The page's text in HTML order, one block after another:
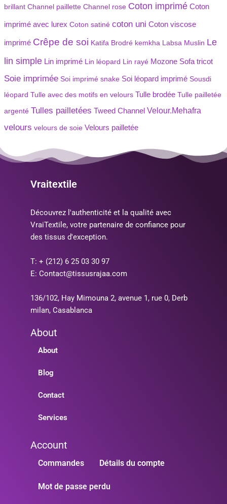
brillant Channel paillette Channel rose Coton imprimé Coton
imprimé avec lurex Coton satiné coton uni Coton viscose
imprimé Crêpe de soi Katifa Brodré kemkha Labsa Muslin Le
lin simple Lin imprimé Lin léopard Lin rayé Mozone Sofa tricot
Soie imprimée Soi imprimé snake Soi léopard imprimé Sousdi
léopard Tulle avec des motifs en velours Tulle brodée Tulle pailletée
argenté Tulles pailletées Tweed Channel Velour.Mehafra
velours velours de soie Velours pailletée
Vraitextile
Découvrez l'authenticité et la qualité avec
VraiTextile, votre partenaire de confiance pour
des tissus d'exception.
T: + (212) 6 25 03 30 97
E: Contact@tissusrajaa.com
136/102, Hay Mimouna 2, avenue 1, rue 0, Derb
milan, Casablanca
About
About
Blog
Contact
Services
Account
Commandes Détails du compte
Mot de passe perdu